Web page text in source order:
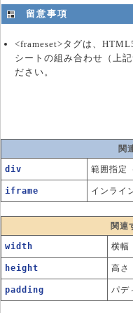
留意事項
<frameset>タグは、
シートの組み合わせ（上
ださい。
関
div 範囲指定
iframe インライ
関連
width 横幅
height 高さ
padding パデ